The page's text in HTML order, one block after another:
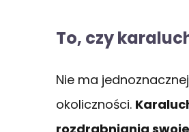
To, czy
Nie ma
okoliczności.